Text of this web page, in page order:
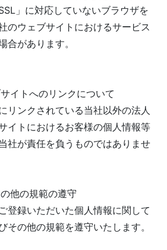
」に対応していないブラウザを
のウェブサイトにおけるサービス
合があります。
イトへのリンクについて
リンクされている当社以外の法人
イトにおけるお客様の個人情報等
社が責任を負うものではありませ
他の規範の遵守
登録いただいた個人情報に関して
その他の規範を遵守いたします。